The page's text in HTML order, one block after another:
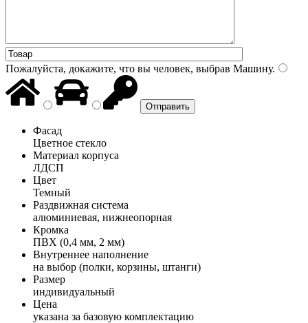
Пожалуйста, докажите, что вы человек, выбрав Машину.
Фасад
Цветное стекло
Материал корпуса
ЛДСП
Цвет
Темный
Раздвижная система
алюминиевая, нижнеопорная
Кромка
ПВХ (0,4 мм, 2 мм)
Внутреннее наполнение
на выбор (полки, корзины, штанги)
Размер
индивидуальный
Цена
указана за базовую комплектацию